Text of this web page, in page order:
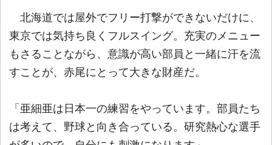
北海道では屋外でフリー打撃ができないだけに、
東京では気持ち良くフルスイング。充実のメニュー
もさることながら、意識が高い部員と一緒に汗を流
すことが、赤尾にとって大きな財産だ。
「亜細亜は日本一の練習をやっています。部員たち
は考えて、野球と向き合っている。研究熱心な選手